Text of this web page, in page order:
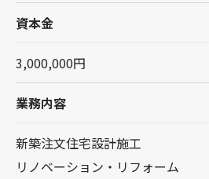
資本金
3,000,000円
業務内容
新築注文住宅設計施工
リノベーション・リフォーム